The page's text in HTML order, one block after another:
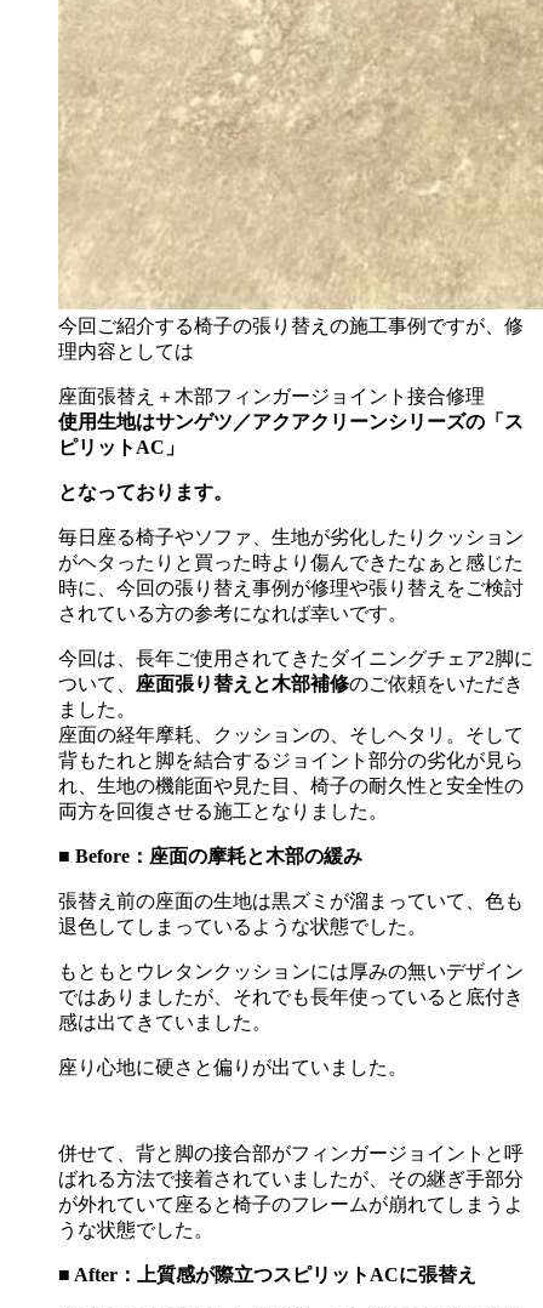
今回ご紹介する椅子の張り替えの施工事例ですが、修
理内容としては
座面張替え＋木部フィンガージョイント接合修理
使用生地はサンゲツ／アクアクリーンシリーズの「ス
ピリット AC 」
となっております。
毎日座る椅子やソファ、生地が劣化したりクッション
がヘタったりと買った時より傷んできたなぁと感じた
時に、今回の張り替え事例が修理や張り替えをご検討
されている方の参考になれば幸いです。
今回は、長年ご使用されてきたダイニングチェア2脚に
ついて、 座面張り替えと木部補修のご依頼をいただき
ました。
座面の経年摩耗、クッションの、そしヘタリ。そして
背もたれと脚を結合するジョイント部分の劣化が見ら
れ、生地の機能面や見た目、椅子の耐久性と安全性の
両方を回復させる施工となりました。
■ Before ：座面の摩耗と木部の緩み
張替え前の座面の生地は黒ズミが溜まっていて、色も
退色してしまっているような状態でした。
もともとウレタンクッションには厚みの無いデザイン
ではありましたが、それでも長年使っていると底付き
感は出てきていました。
座り心地に硬さと偏りが出ていました。
併せて、背と脚の接合部がフィンガージョイントと呼
ばれる方法で接着されていましたが、その継ぎ手部分
が外れていて座ると椅子のフレームが崩れてしまうよ
うな状態でした。
■ After ：上質感が際立つスピリット ACに張替え